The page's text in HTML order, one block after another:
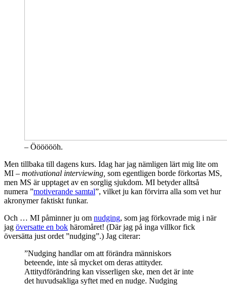
– Ööööööh.
Men tillbaka till dagens kurs. Idag har jag nämligen lärt mig lite om
MI – motivational interviewing, som egentligen borde förkortas MS,
men MS är upptaget av en sorglig sjukdom. MI betyder alltså
numera ”motiverande samtal”, vilket ju kan förvirra alla som vet hur
akronymer faktiskt funkar.
Och … MI påminner ju om nudging, som jag förkovrade mig i när
jag översatte en bok häromåret! (Där jag på inga villkor fick
översätta just ordet ”nudging”.) Jag citerar:
”Nudging handlar om att förändra människors
beteende, inte så mycket om deras attityder.
Attitydförändring kan visserligen ske, men det är inte
det huvudsakliga syftet med en nudge. Nudging